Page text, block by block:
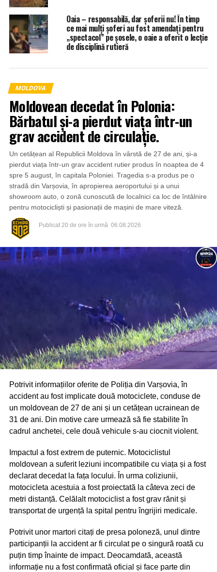
Oaia – responsabilă, dar șoferii nu! În timp
ce mai mulți șoferi au fost amendați pentru
„spectacol” pe șosele, o oaie a oferit o lecție
de disciplină rutieră
MOLDOVA
Moldovean decedat în Polonia:
Bărbatul și-a pierdut viața într-un
grav accident de circulație.
Un cetățean al Republicii Moldova în vârstă de 27 de ani, și-a
pierdut viața într-un grav accident rutier produs în noaptea de 4
spre 5 august, în capitala Poloniei. Tragedia s-a produs pe o
stradă din Varșovia, în apropierea aeroportului și a unui
showroom auto, o zonă cunoscută de localnici ca loc de întâlnire
pentru motocicliști și pasionații de mașini de mare viteză.
Publicat 20 de ore în urmă 06.08.2026
Potrivit informațiilor oferite de Poliția din Varșovia, în
accident au fost implicate două motociclete, conduse de
un moldovean de 27 de ani și un cetățean ucrainean de
31 de ani. Din motive care urmează să fie stabilite în
cadrul anchetei, cele două vehicule s-au ciocnit violent.
Impactul a fost extrem de puternic. Motociclistul
moldovean a suferit leziuni incompatibile cu viața și a fost
declarat decedat la fața locului. În urma coliziunii,
motocicleta acestuia a fost proiectată la câteva zeci de
metri distanță. Celălalt motociclist a fost grav rănit și
transportat de urgență la spital pentru îngrijiri medicale.
Potrivit unor martori citați de presa poloneză, unul dintre
participanții la accident ar fi circulat pe o singură roată cu
puțin timp înainte de impact. Deocamdată, această
informație nu a fost confirmată oficial și face parte din